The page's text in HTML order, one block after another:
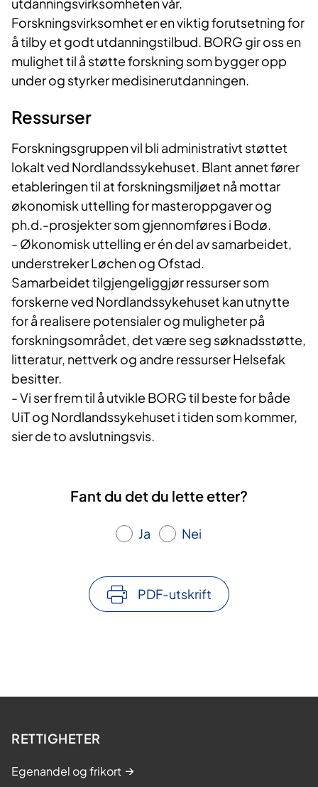
Forskningsvirksomhet er en viktig forutsetning for
å tilby et godt utdanningstilbud. BORG gir oss en
mulighet til å støtte forskning som bygger opp
under og styrker medisinerutdanningen.
Ressurser
Forskningsgruppen vil bli administrativt støttet
lokalt ved Nordlandssykehuset. Blant annet fører
etableringen til at forskningsmiljøet nå mottar
økonomisk uttelling for masteroppgaver og
ph.d.-prosjekter som gjennomføres i Bodø.
- Økonomisk uttelling er én del av samarbeidet,
understreker Løchen og Ofstad.
Samarbeidet tilgjengeliggjør ressurser som
forskerne ved Nordlandssykehuset kan utnytte
for å realisere potensialer og muligheter på
forskningsområdet, det være seg søknadsstøtte,
litteratur, nettverk og andre ressurser Helsefak
besitter.
- Vi ser frem til å utvikle BORG til beste for både
UiT og Nordlandssykehuset i tiden som kommer,
sier de to avslutningsvis.
Fant du det du lette etter?
Ja Nei
PDF-utskrift
RETTIGHETER
Egenandel og frikort